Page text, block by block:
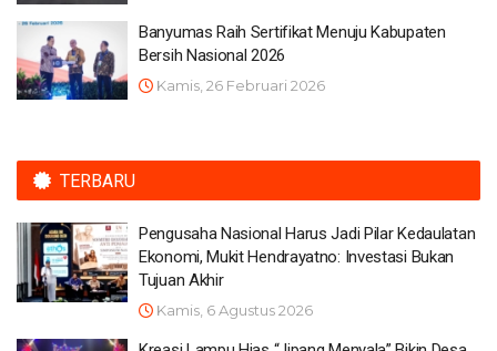
Banyumas Raih Sertifikat Menuju Kabupaten
Bersih Nasional 2026
Kamis, 26 Februari 2026
TERBARU
Pengusaha Nasional Harus Jadi Pilar Kedaulatan
Ekonomi, Mukit Hendrayatno: Investasi Bukan
Tujuan Akhir
Kamis, 6 Agustus 2026